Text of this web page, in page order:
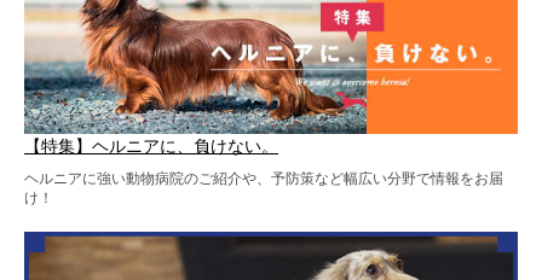
【特集】ヘルニアに、負けない。
ヘルニアに強い動物病院のご紹介や、予防策など幅広い分野で情報をお届
け！